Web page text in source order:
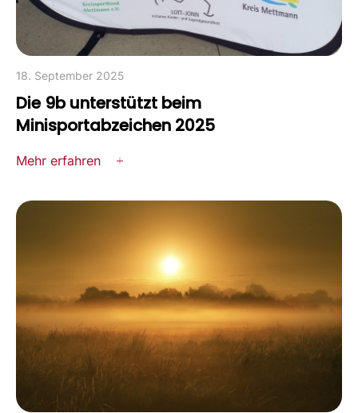
18. September 2025
Die 9b unterstützt beim
Minisportabzeichen 2025
Mehr erfahren